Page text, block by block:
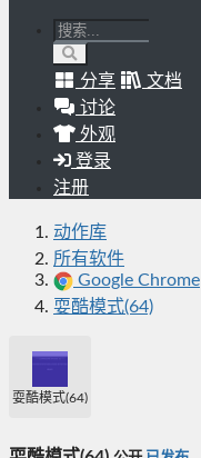
分享
文档
讨论
外观
登录
注册
动作库
所有软件
Google Chrome
耍酷模式(64)
耍酷模式(64)